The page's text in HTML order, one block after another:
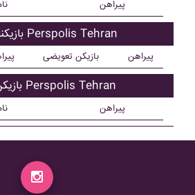
پیراهن
بازیکنان اصلی Perspolis Tehran
بازیکن تعویضی پیراهن
بازیکن ذحیره Perspolis Tehran
پیراهن